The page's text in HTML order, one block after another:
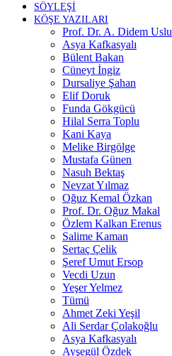
SÖYLEŞİ
KÖŞE YAZILARI
Prof. Dr. A. Didem Uslu
Asya Kafkasyalı
Bülent Bakan
Cüneyt İngiz
Dursaliye Şahan
Elif Doruk
Funda Gökgücü
Hilal Serra Toplu
Kani Kaya
Melike Birgölge
Mustafa Günen
Nasuh Bektaş
Nevzat Yılmaz
Oğuz Kemal Özkan
Prof. Dr. Oğuz Makal
Özlem Kalkan Erenus
Salime Kaman
Sertaç Çelik
Şeref Umut Ersop
Vecdi Uzun
Yeşer Yelmez
Tümü
Ahmet Zeki Yeşil
Ali Serdar Çolakoğlu
Asya Kafkasyalı
Ayşegül Özdek